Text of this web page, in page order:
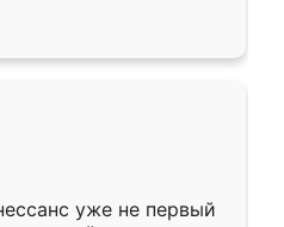
аккуратно, даже
уже не первый